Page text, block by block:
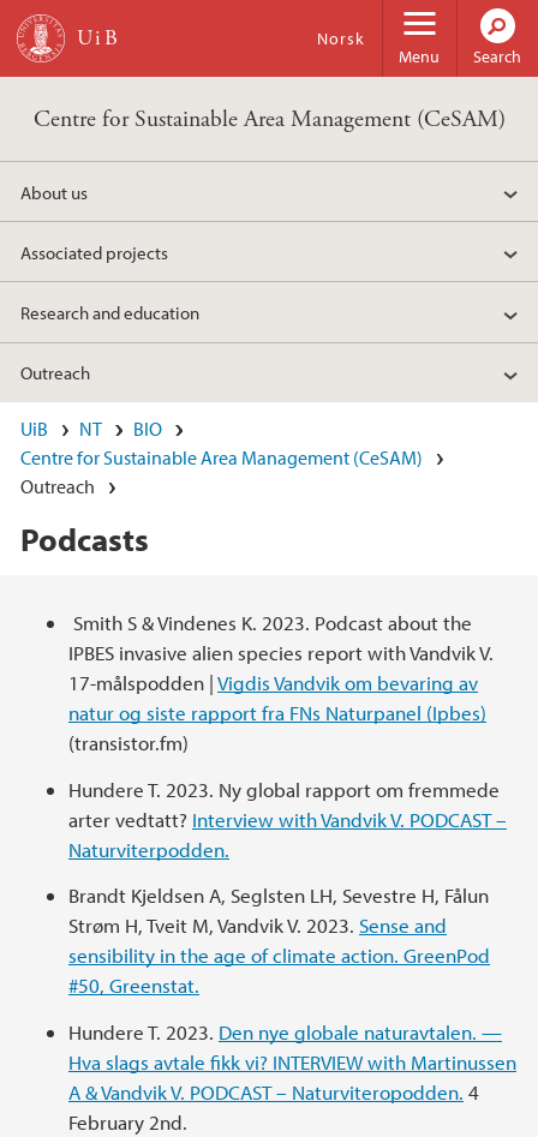
Skip to main content
Menu
Norsk
Search
Centre for Sustainable Area Management (CeSAM)
About us
Associated projects
Research and education
Outreach
UiB NT
BIO
Centre for Sustainable Area Management (CeSAM)
Outreach
Podcasts
Main content
Smith S & Vindenes K. 2023. Podcast about the
IPBES invasive alien species report with Vandvik V.
17-målspodden |Vigdis Vandvik om bevaring av
natur og siste rapport fra FNs Naturpanel (Ipbes)
(transistor.fm)
Hundere T. 2023. Ny global rapport om fremmede
arter vedtatt? Interview with Vandvik V. PODCAST –
Naturviterpodden.
Brandt Kjeldsen A, Seglsten LH, Sevestre H, Fålun
Strøm H, Tveit M, Vandvik V. 2023. Sense and
sensibility in the age of climate action. GreenPod
#50, Greenstat.
Hundere T. 2023. Den nye globale naturavtalen. —
Hva slags avtale fikk vi? INTERVIEW with Martinussen
A & Vandvik V. PODCAST – Naturviteropodden. 4
February 2nd.